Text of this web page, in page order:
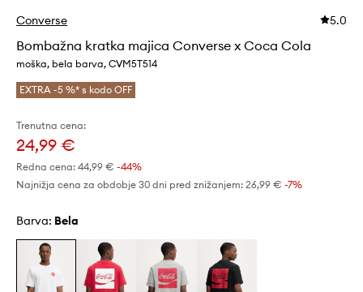
Converse 5.0
Bombažna kratka majica Converse x Coca Cola
moška, bela barva, CVM5T514
EXTRA -5 %* s kodo OFF
Trenutna cena:
24,99 €
Redna cena: 44,99 € -44%
Najnižja cena za obdobje 30 dni pred znižanjem: 26,99 € -7%
Barva: bela